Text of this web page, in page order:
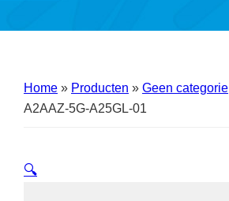
Home » Producten » Geen categorie
A2AAZ-5G-A25GL-01
🔍